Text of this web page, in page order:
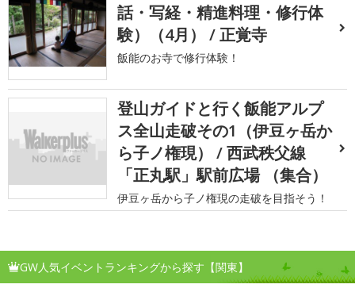
話・写経・精進料理・修行体
験）（4月） / 正覚寺
飯能のお寺で修行体験！
登山ガイドと行く飯能アルプ
ス全山走破その1（伊豆ヶ岳か
ら子ノ権現） / 西武秩父線
「正丸駅」駅前広場 （集合）
伊豆ヶ岳から子ノ権現の走破を目指そう！
GW人気イベントランキングから探す【関東】